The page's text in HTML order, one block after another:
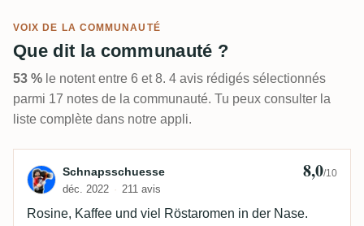
VOIX DE LA COMMUNAUTÉ
Que dit la communauté ?
53 % le notent entre 6 et 8. 4 avis rédigés sélectionnés
parmi 17 notes de la communauté. Tu peux consulter la
liste complète dans notre appli.
Avis de Schnapsschuesse
Schnapsschuesse
déc. 2022 211 avis
8,0/10
Rosine, Kaffee und viel Röstaromen in der Nase.